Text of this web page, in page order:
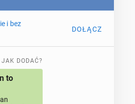
i bez
DOŁĄCZ
JAK DODAĆ?
to